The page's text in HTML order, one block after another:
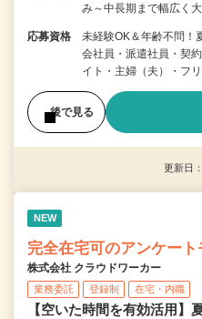
み～中長期まで幅広く
応募資格
未経験OK＆年齢不問！
会社員・派遣社員・契
イト・主婦（夫）・フ
後で見る
更新日
NEW
完全在宅可のアンケート
株式会社 クラウドワーカー
業務委託 登録制 在宅・内職
【空いた時間を有効活用】